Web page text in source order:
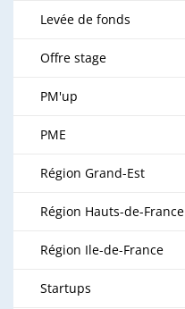
Levée de fonds
Offre stage
PM'up
PME
Région Grand-Est
Région Hauts-de-France
Région Ile-de-France
Startups